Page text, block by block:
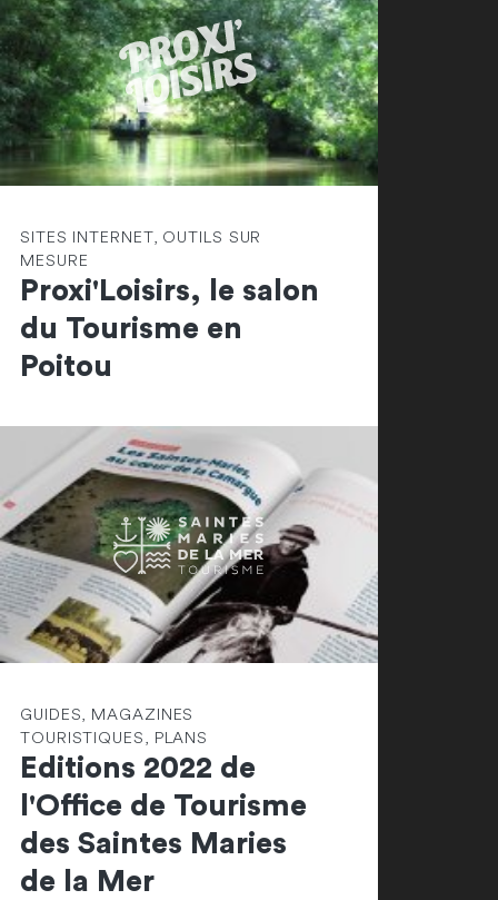
SITES INTERNET, OUTILS SUR
MESURE
Proxi'Loisirs, le salon
du Tourisme en
Poitou
GUIDES, MAGAZINES
TOURISTIQUES, PLANS
Editions 2022 de
l'Office de Tourisme
des Saintes Maries
de la Mer